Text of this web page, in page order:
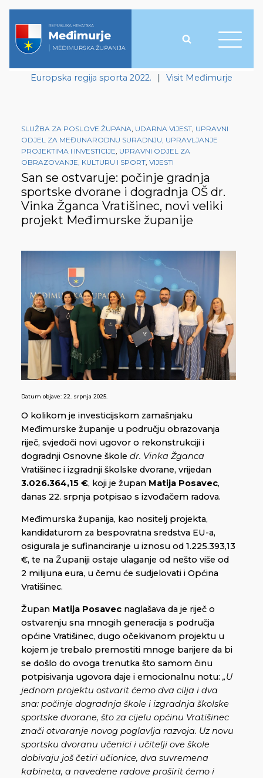
Europska regija sporta 2022. | Visit Međimurje
SLUŽBA ZA POSLOVE ŽUPANA, UDARNA VIJEST, UPRAVNI
ODJEL ZA MEĐUNARODNU SURADNJU, UPRAVLJANJE
PROJEKTIMA I INVESTICIJE, UPRAVNI ODJEL ZA
OBRAZOVANJE, KULTURU I SPORT, VIJESTI
San se ostvaruje: počinje gradnja
sportske dvorane i dogradnja OŠ dr.
Vinka Žganca Vratišinec, novi veliki
projekt Međimurske županije
Datum objave: 22. srpnja 2025.
O kolikom je investicijskom zamašnjaku
Međimurske županije u području obrazovanja
riječ, svjedoči novi ugovor o rekonstrukciji i
dogradnji Osnovne škole dr. Vinka Žganca
Vratišinec i izgradnji školske dvorane, vrijedan
3.026.364,15 €, koji je župan Matija Posavec,
danas 22. srpnja potpisao s izvođačem radova.
Međimurska županija, kao nositelj projekta,
kandidaturom za bespovratna sredstva EU-a,
osigurala je sufinanciranje u iznosu od 1.225.393,13
€, te na Županiji ostaje ulaganje od nešto više od
2 milijuna eura, u čemu će sudjelovati i Općina
Vratišinec.
Župan Matija Posavec naglašava da je riječ o
ostvarenju sna mnogih generacija s područja
općine Vratišinec, dugo očekivanom projektu u
kojem je trebalo premostiti mnoge barijere da bi
se došlo do ovoga trenutka što samom činu
potpisivanja ugovora daje i emocionalnu notu: „U
jednom projektu ostvarit ćemo dva cilja i dva
sna: počinje dogradnja škole i izgradnja školske
sportske dvorane, što za cijelu općinu Vratišinec
znači otvaranje novog poglavlja razvoja. Uz novu
sportsku dvoranu učenici i učitelji ove škole
dobivaju još četiri učionice, dva suvremena
kabineta, a navedene radove proširit ćemo i